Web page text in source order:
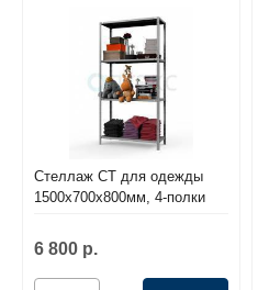
Стеллаж СТ для одежды
1500х700х800мм, 4-полки
6 800 р.